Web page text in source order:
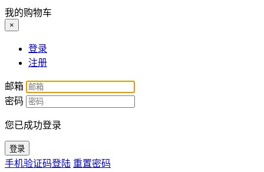
我的购物车
×
登录
注册
邮箱
密码
您已成功登录
登录
手机验证码登陆 重置密码